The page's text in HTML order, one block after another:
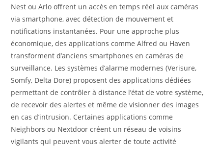
Nest ou Arlo offrent un accès en temps réel aux caméras
via smartphone, avec détection de mouvement et
notifications instantanées. Pour une approche plus
économique, des applications comme Alfred ou Haven
transforment d’anciens smartphones en caméras de
surveillance. Les systèmes d’alarme modernes (Verisure,
Somfy, Delta Dore) proposent des applications dédiées
permettant de contrôler à distance l’état de votre système,
de recevoir des alertes et même de visionner des images
en cas d’intrusion. Certaines applications comme
Neighbors ou Nextdoor créent un réseau de voisins
vigilants qui peuvent vous alerter de toute activité